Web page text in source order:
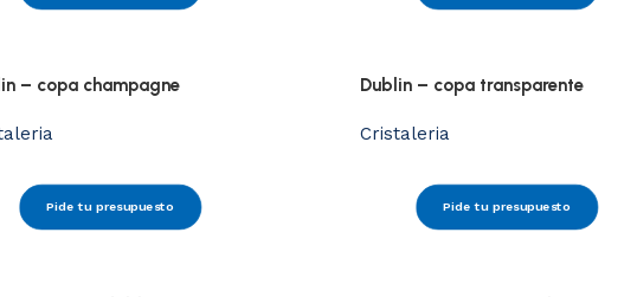
– copa champagne
Pide tu presupuesto
Dublin – copa transparente
Cristaleria
Pide tu presupuesto